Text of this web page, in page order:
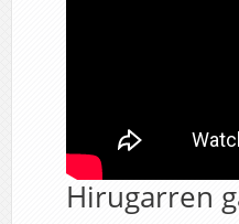
Hirugarren